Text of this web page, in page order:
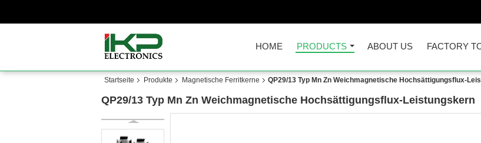
HOME PRODUCTS ABOUT US FACTORY
Startseite Produkte Magnetische Ferritkerne QP29/13 Typ Mn Zn Weichmagnetische Hochsättigungsflux-
QP29/13 Typ Mn Zn Weichmagnetische Hochsättigungsflux-Leistungskern